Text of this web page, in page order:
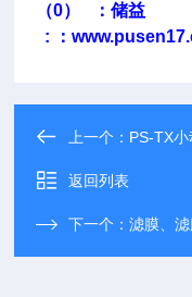
（0） ：储益
: ：
上一个： PS-TX
返回列表
下一个：滤膜、